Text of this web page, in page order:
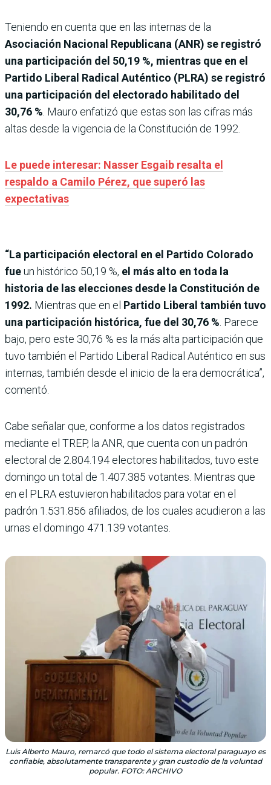
Teniendo en cuenta que en las internas de la
Asociación Nacional Republicana (ANR) se registró
una participación del 50,19 %, mientras que en el
Partido Liberal Radical Auténtico (PLRA) se registró
una participación del electorado habilitado del
30,76 % . Mauro enfatizó que estas son las cifras más
altas desde la vigencia de la Constitución de 1992.
Le puede interesar: Nasser Esgaib resalta el
respaldo a Camilo Pérez, que superó las
expectativas
“La participación electoral en el Partido Colorado
fueun histórico 50,19 %, el más alto en toda la
historia de las elecciones desde la Constitución de
1992. Mientras que en el Partido Liberal también tuvo
una participación histórica, fue del 30,76 % . Parece
bajo, pero este 30,76 % es la más alta participación que
tuvo también el Partido Liberal Radical Auténtico en sus
internas, también desde el inicio de la era democrática”,
comentó.
Cabe señalar que, conforme a los datos registrados
mediante el TREP, la ANR, que cuenta con un padrón
electoral de 2.804.194 electores habilitados, tuvo este
domingo un total de 1.407.385 votantes. Mientras que
en el PLRA estuvieron habilitados para votar en el
padrón 1.531.856 afiliados, de los cuales acudieron a las
urnas el domingo 471.139 votantes.
Luis Alberto Mauro, remarcó que todo el sistema electoral paraguayo es
confiable, absolutamente transparente y gran custodio de la voluntad
popular. FOTO: ARCHIVO